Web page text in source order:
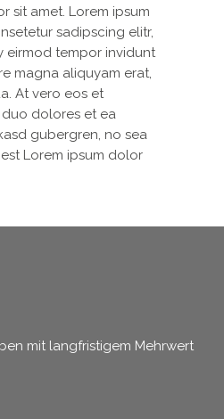
sit amet. Lorem ipsum
sadipscing elitr,
eirmod tempor invidunt
magna aliquyam erat,
At vero eos et
dolores et ea
gubergren, no sea
Lorem ipsum dolor
mit langfristigem Mehrwert